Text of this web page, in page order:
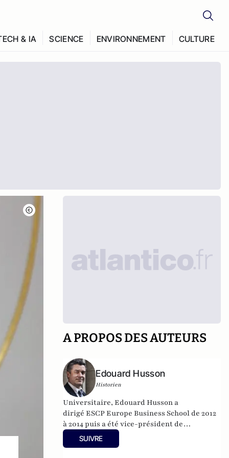
& IA SCIENCE ENVIRONNEMENT CULTURE
A PROPOS DES AUTEURS
Edouard Husson
Historien
Universitaire, Edouard Husson a
dirigéESCP Europe Business School de 2012
à 2014puis a été vice-président de
l’Université Paris Sciences & Lettres (
Il est actuellement professeur à l’Institut
SUIVRE